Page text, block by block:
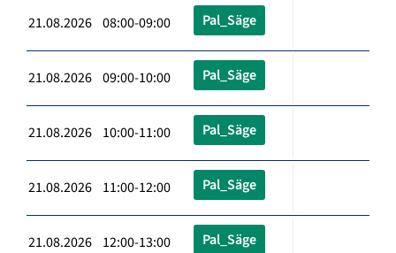
21.08.2026 08:00-09:00 Pal_Säge
21.08.2026 09:00-10:00 Pal_Säge
21.08.2026 10:00-11:00 Pal_Säge
21.08.2026 11:00-12:00 Pal_Säge
21.08.2026 12:00-13:00 Pal_Säge